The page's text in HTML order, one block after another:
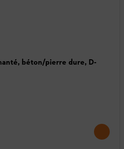
béton/pierre dure, D-